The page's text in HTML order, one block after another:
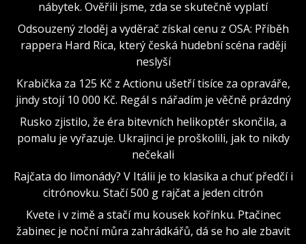
nábytek. Ověřili jsme, zda se skutečně vyplatí
Odsouzený zloděj a vyděrač získal cenu z OSA: Příběh
rappera Hard Rica, který česká hudební scéna raději
neslyší
Krabička za 125 Kč z Actionu ušetří tisíce za opraváře,
jindy stojí 10 000 Kč. Regál s nářadím je věčně prázdný
Rusko zjistilo, že éra bitevních helikoptér skončila, a
pomalu je vyřazuje. Ukrajinci je proškolili, jak to nikdy
nečekali
Rajčata do limonády? V Itálii je to klasika a chuť předčí i
citrónovku. Stačí 500 g rajčat a jeden citrón
Kvete i v zimě a stačí mu kousek kořínku. Ptačinec
žabinec je noční můra zahrádkářů, dá se ho ale zbavit